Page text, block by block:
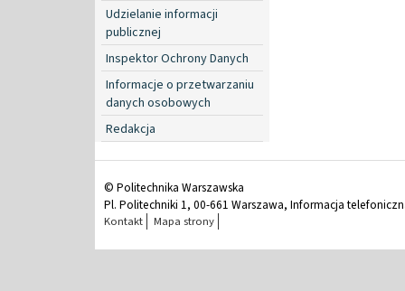
Udzielanie informacji
publicznej
Inspektor Ochrony Danych
Informacje o przetwarzaniu
danych osobowych
Redakcja
© Politechnika Warszawska
Pl. Politechniki 1, 00-661 Warszawa, Informacja
Kontakt Mapa strony